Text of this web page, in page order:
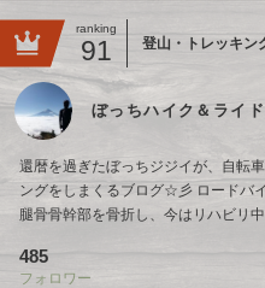
ranking
91 登山・トレッキン
ぼっちハイク＆ライ
還暦を過ぎたぼっちジジイが、自転
ングをしまくるブログ☆彡 ロードバ
腿骨骨幹部を骨折し、今はリハビリ中
485
フォロワー